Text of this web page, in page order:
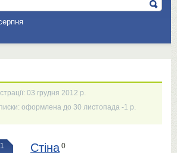
03 грудня 2012 р.
оформлена до 30 листопада -1 р.
Стіна 0